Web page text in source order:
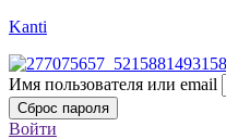
Kanti
Имя пользователя или email
Сброс пароля
Войти